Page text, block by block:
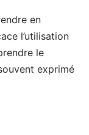
en
l’utilisation
le
exprimé